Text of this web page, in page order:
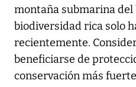
montaña submarina del
biodiversidad rica solo
recientemente.
beneficiarse de
conservación más